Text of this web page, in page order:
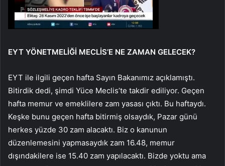
EYT YÖNETMELİĞİ MECLİS’E NE ZAMAN GELECEK?
EYT ile ilgili geçen hafta Sayın Bakanımız açıklamıştı.
Bitirdik dedi, şimdi Yüce Meclis’te takdir ediliyor. Geçen
hafta memur ve emeklilere zam yasası çıktı. Bu haftaydı.
Keşke bunu geçen hafta bitirmiş olsaydık, Pazar günü
herkes yüzde 30 zam alacaktı. Biz o kanunun
düzenlemesini yapmasaydık zam 16.48, memur
dışındakilere ise 15.40 zam yapılacaktı. Bizde yoktu ama